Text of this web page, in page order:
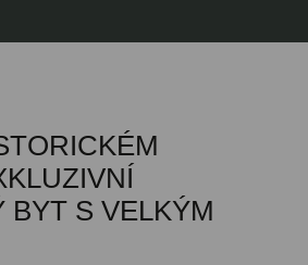
BYT S VELKÝM